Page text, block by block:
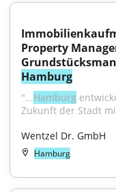
Property
Hamburg
"...Hamburg
Zukunft der Stadt
Wentzel Dr. GmbH
Hamburg